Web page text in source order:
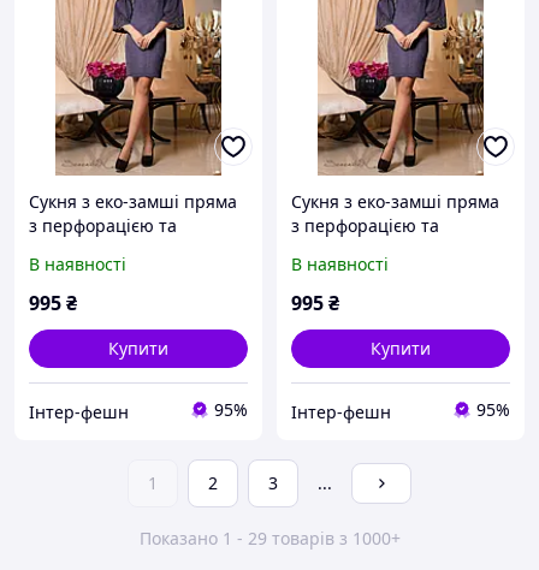
Сукня з еко-замші пряма
з перфорацією та
В наявності
995₴
Купити
Інтер-фешн 95%
Сукня з еко-замші пряма
з перфорацією та
В наявності
995₴
Купити
Інтер-фешн 95%
1 2 3 ...
Показано 1 - 29 товарів з 1000+